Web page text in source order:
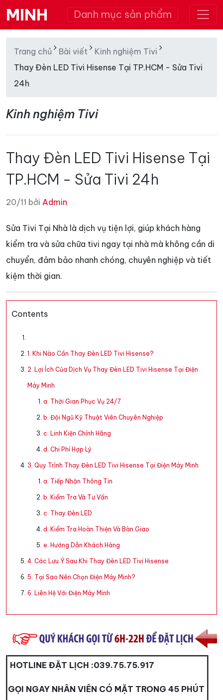
MINH Danh mục sản phẩm
Trang chủ Bài viết
Kinh nghiệm Tivi
Thay Đèn LED Tivi Hisense Tại TP.HCM - Sửa Tivi
24h
Kinh nghiệm Tivi
Thay Đèn LED Tivi Hisense Tại
TP.HCM - Sửa Tivi 24h
20/11 bởi Admin
Sửa Tivi Tại Nhà là dịch vụ tiện lợi, giúp khách hàng
kiểm tra và sửa chữa tivi ngay tại nhà mà không cần di
chuyển, đảm bảo nhanh chóng, chuyên nghiệp và tiết
kiệm thời gian.
Contents
1. Khi Nào Cần Thay Đèn LED Tivi Hisense?
2. Lợi Ích Của Dịch Vụ Thay Đèn LED Tivi Hisense Tại Điện
Máy Minh
a. Thời Gian Phục Vụ 24/7
b. Đội Ngũ Kỹ Thuật Viên Chuyên Nghiệp
c. Linh Kiện Chính Hãng
d. Chi Phí Hợp Lý
3. Quy Trình Thay Đèn LED Tivi Hisense Tại Điện Máy Minh
a. Tiếp Nhận Thông Tin
b. Kiểm Tra Và Tư Vấn
c. Thay Đèn LED
d. Kiểm Tra Hoàn Thiện Và Bàn Giao
e. Hướng Dẫn Khách Hàng
4. Các Lưu Ý Sau Khi Thay Đèn LED Tivi Hisense
5. Tại Sao Nên Chọn Điện Máy Minh?
6. Liên Hệ Với Điện Máy Minh
HOTLINE ĐẶT LỊCH :039.75.75.917
GỌI NGAY NHÂN VIÊN CÓ MẶT TRONG 45 PHÚT